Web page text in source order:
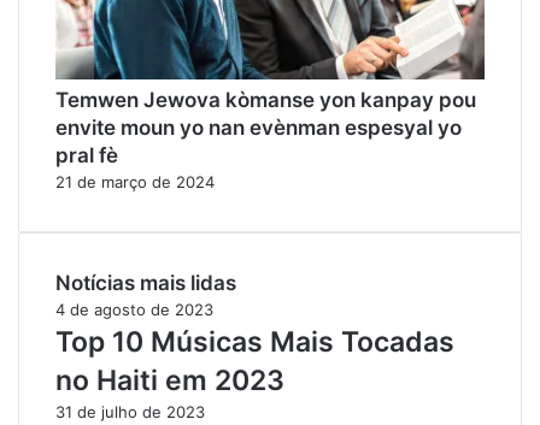
Temwen Jewova kòmanse yon kanpay pou
envite moun yo nan evènman espesyal yo
pral fè
21 de março de 2024
Notícias mais lidas
4 de agosto de 2023
Top 10 Músicas Mais Tocadas
no Haiti em 2023
31 de julho de 2023